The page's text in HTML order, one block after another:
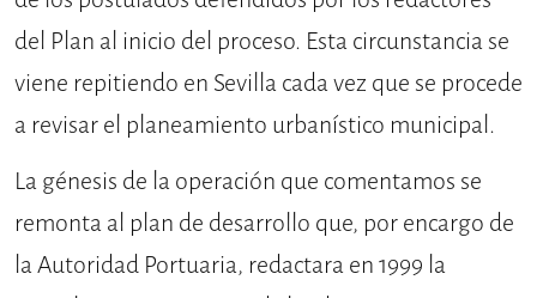
del Plan al inicio del proceso. Esta circunstancia se
viene repitiendo en Sevilla cada vez que se procede
a revisar el planeamiento urbanístico municipal.
La génesis de la operación que comentamos se
remonta al plan de desarrollo que, por encargo de
la Autoridad Portuaria, redactara en 1999 la